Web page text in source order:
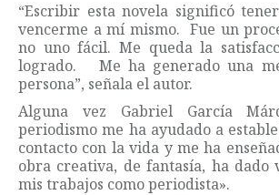
“Escribir esta novela significó
vencerme a mí mismo. Fue un
no uno fácil. Me queda la
logrado. Me ha generado una
persona”, señala el autor.
Alguna vez Gabriel García
periodismo me ha ayudado a
contacto con la vida y me ha
obra creativa, de fantasía, ha
mis trabajos como periodista».